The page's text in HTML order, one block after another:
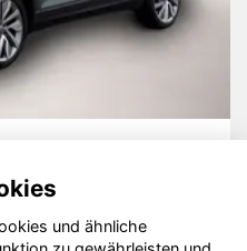
und ähnliche